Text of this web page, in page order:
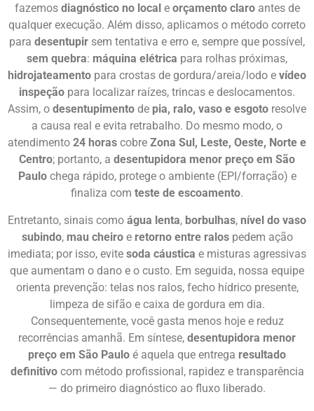
fazemos diagnóstico no local e orçamento claroantes de
qualquer execução. Além disso, aplicamos o método correto
para desentupir sem tentativa e erro e, sempre que possível,
sem quebra: máquina elétrica para rolhas próximas,
hidrojateamento para crostas de gordura/areia/lodo e vídeo
inspeção para localizar raízes, trincas e deslocamentos.
Assim, o desentupimento de pia, ralo, vaso e esgoto resolve
a causa real e evita retrabalho. Do mesmo modo, o
atendimento 24 horas cobre Zona Sul, Leste, Oeste, Norte e
Centro; portanto, a desentupidora menor preço em São
Paulochega rápido, protege o ambiente (EPI/forração) e
finaliza com teste de escoamento.
Entretanto, sinais como água lenta, borbulhas, nível do vaso
subindo, mau cheiroe retorno entre ralospedem ação
imediata; por isso, evite soda cáustica e misturas agressivas
que aumentam o dano e o custo. Em seguida, nossa equipe
orienta prevenção: telas nos ralos, fecho hídrico presente,
limpeza de sifão e caixa de gordura em dia.
Consequentemente, você gasta menos hoje e reduz
recorrências amanhã. Em síntese, desentupidora menor
preço em São Paulo é aquela que entrega resultado
definitivocom método profissional, rapidez e transparência
— do primeiro diagnóstico ao fluxo liberado.